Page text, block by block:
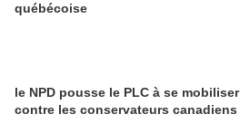
québécoise
le NPD pousse le PLC à se mobiliser
contre les conservateurs canadiens